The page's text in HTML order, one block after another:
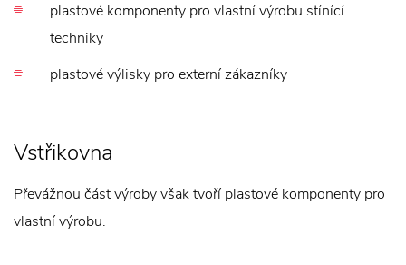
plastové komponenty pro vlastní výrobu stínící
techniky
plastové výlisky pro externí zákazníky
Vstřikovna
Převážnou část výroby však tvoří plastové komponenty pro
vlastní výrobu.